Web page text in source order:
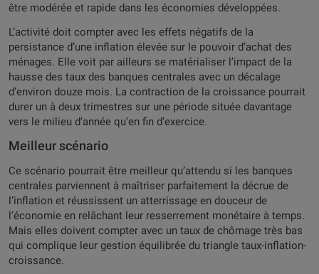
être modérée et rapide dans les économies développées.
L’activité doit compter avec les effets négatifs de la
persistance d’une inflation élevée sur le pouvoir d’achat des
ménages. Elle voit par ailleurs se matérialiser l’impact de la
hausse des taux des banques centrales avec un décalage
d’environ douze mois. La contraction de la croissance pourrait
durer un à deux trimestres sur une période située davantage
vers le milieu d’année qu’en fin d’exercice.
Meilleur scénario
Ce scénario pourrait être meilleur qu’attendu si les banques
centrales parviennent à maîtriser parfaitement la décrue de
l’inflation et réussissent un atterrissage en douceur de
l’économie en relâchant leur resserrement monétaire à temps.
Mais elles doivent compter avec un taux de chômage très bas
qui complique leur gestion équilibrée du triangle taux-inflation-
croissance.